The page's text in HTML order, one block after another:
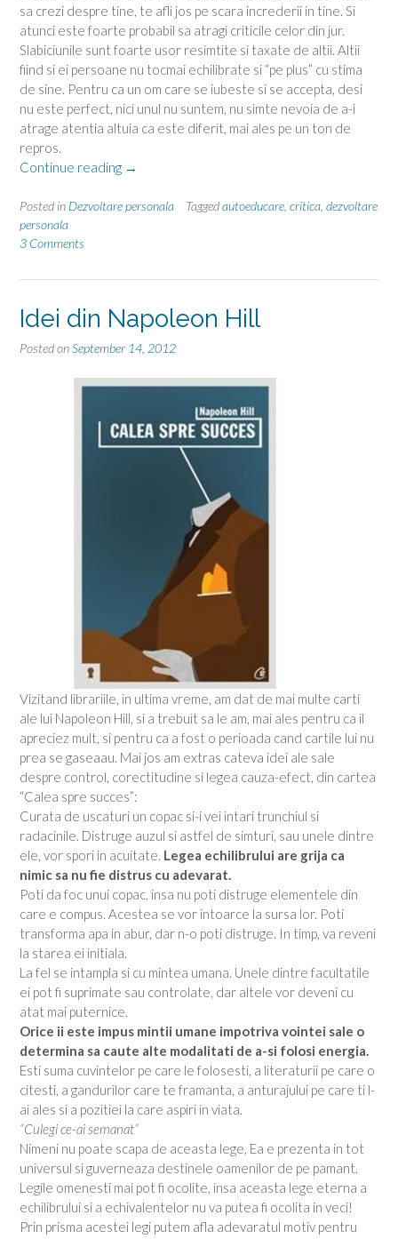
sa crezi despre tine, te afli jos pe scara increderii in tine. Si
atunci este foarte probabil sa atragi criticile celor din jur.
Slabiciunile sunt foarte usor resimtite si taxate de altii. Altii
fiind si ei persoane nu tocmai echilibrate si “pe plus” cu stima
de sine. Pentru ca un om care se iubeste si se accepta, desi
nu este perfect, nici unul nu suntem, nu simte nevoia de a-i
atrage atentia altuia ca este diferit, mai ales pe un ton de
repros.
Continue reading “Critica
e
→
Posted in Dezvoltare personala Taggedautoeducare, critica, dezvoltare
personala
3 Comments
Idei din Napoleon Hill
Posted onSeptember 14, 2012
Vizitand librariile, in ultima vreme, am dat de mai multe carti
ale lui Napoleon Hill, si a trebuit sa le am, mai ales pentru ca il
apreciez mult, si pentru ca a fost o perioada cand cartile lui nu
prea se gaseaau. Mai jos am extras cateva idei ale sale
despre control, corectitudine si legea cauza-efect, din cartea
“Calea spre succes”:
Curata de uscaturi un copac si-i vei intari trunchiul si
radacinile. Distruge auzul si astfel de simturi, sau unele dintre
ele, vor spori in acuitate. Legea echilibrului are grija ca
nimic sa nu fie distrus cu adevarat.
Poti da foc unui copac, insa nu poti distruge elementele din
care e compus. Acestea se vor intoarce la sursa lor. Poti
transforma apa in abur, dar n-o poti distruge. In timp, va reveni
la starea ei initiala.
La fel se intampla si cu mintea umana. Unele dintre facultatile
ei pot fi suprimate sau controlate, dar altele vor deveni cu
atat mai puternice.
Orice ii este impus mintii umane impotriva vointei sale o
determina sa caute alte modalitati de a-si folosi energia.
Esti suma cuvintelor pe care le folosesti, a literaturii pe care o
citesti, a gandurilor care te framanta, a anturajului pe care ti l-
ai ales si a pozitiei la care aspiri in viata.
“Culegi ce-ai semanat”
Nimeni nu poate scapa de aceasta lege, Ea e prezenta in tot
universul si guverneaza destinele oamenilor de pe pamant.
Legile omenesti mai pot fi ocolite, insa aceasta lege eterna a
echilibrului si a echivalentelor nu va putea fi ocolita in veci!
Prin prisma acestei legi putem afla adevaratul motiv pentru